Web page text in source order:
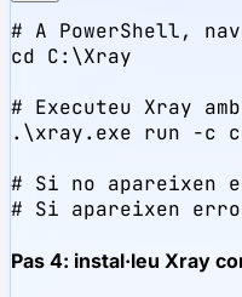
# A PowerShell,
cd C:\Xray
# Executeu Xray
.\xray.exe run -c
# Si no apareixen
# Si apareixen
Pas 4: instal·leu Xray